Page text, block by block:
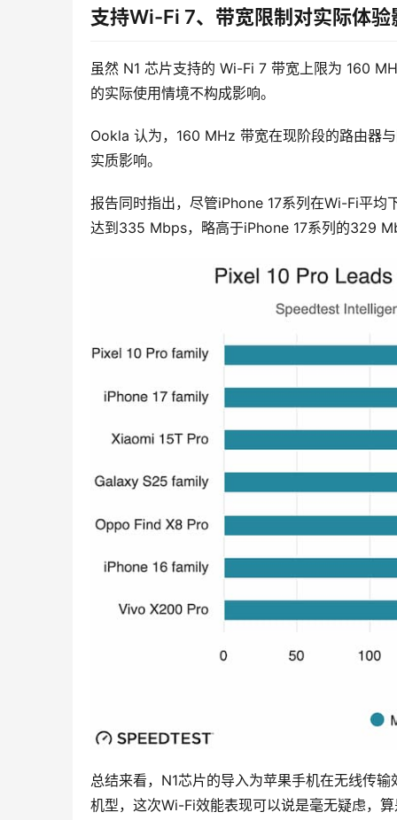
支持Wi-Fi 7、带宽限制对实际体验
虽然 N1 芯片支持的 Wi-Fi 7 带宽上限为 160
的实际使用情境不构成影响。
Ookla 认为，160 MHz 带宽在现阶段的路由器
实质影响。
报告同时指出，尽管iPhone 17系列在Wi-Fi平均
达到335 Mbps，略高于iPhone 17系列的329
总结来看，N1芯片的导入为苹果手机在无线传
机型，这次Wi-Fi效能表现可以说是毫无疑虑，算